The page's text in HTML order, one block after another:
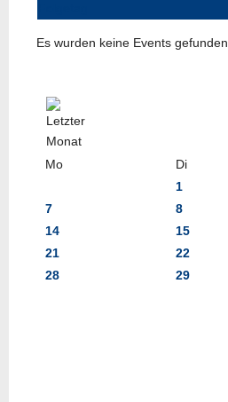
Es wurden keine Events gefunden
Mo Di
1
7
8
14
15
21
22
28
29